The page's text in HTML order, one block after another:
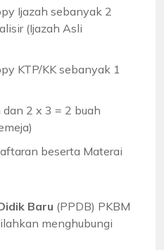
Ijazah sebanyak 2
(Ijazah Asli
KTP/KK sebanyak 1
2 x 3 = 2 buah
beserta Materai
Baru (PPDB) PKBM
menghubungi